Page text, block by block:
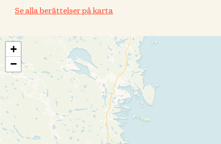
Se alla berättelser på karta
+
−